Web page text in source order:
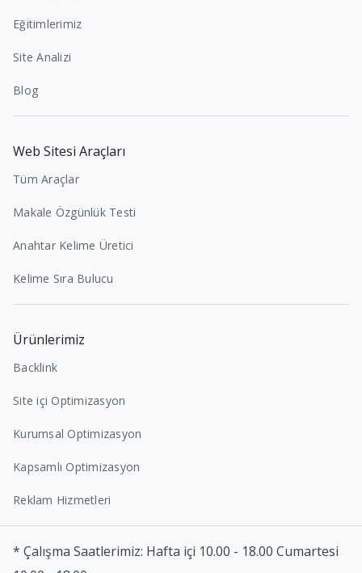
Eğitimlerimiz
Site Analizi
Blog
Web Sitesi Araçları
Tüm Araçlar
Makale Özgünlük Testi
Anahtar Kelime Üretici
Kelime Sıra Bulucu
Ürünlerimiz
Backlink
Site içi Optimizasyon
Kurumsal Optimizasyon
Kapsamlı Optimizasyon
Reklam Hizmetleri
* Çalışma Saatlerimiz: Hafta içi 10.00 - 18.00 Cumartesi